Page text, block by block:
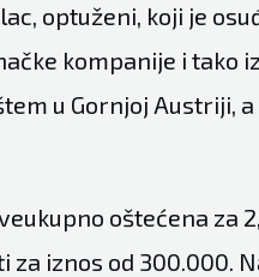
optuženi, koji je
kompanije i tako
u Gornjoj Austriji,
oštećena za
za iznos od 300.000.